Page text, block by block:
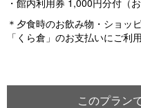
・館内利用券 1,000円分付（
＊夕食時のお飲み物・ショッ
「くら倉」のお支払いにご利
このプラン